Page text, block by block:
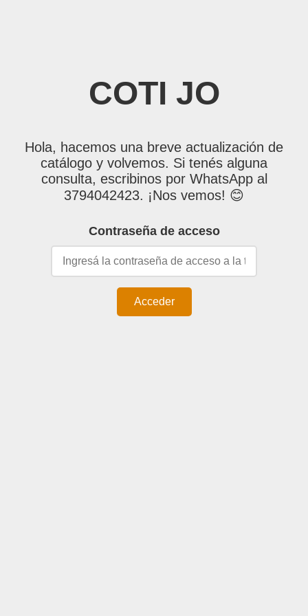
COTI JO
Hola, hacemos una breve actualización de
catálogo y volvemos. Si tenés alguna
consulta, escribinos por WhatsApp al
3794042423. ¡Nos vemos! 😊
Contraseña de acceso
Acceder